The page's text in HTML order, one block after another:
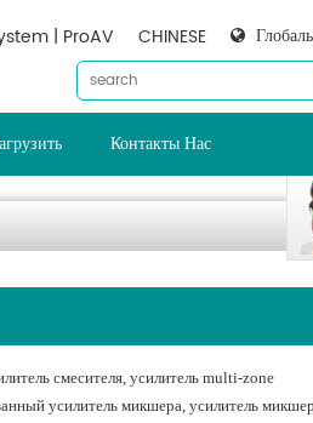
CHINESE
| ProAV
Контакты Нас
смесителя, усилитель multi-zone
усилитель микшера, усилитель